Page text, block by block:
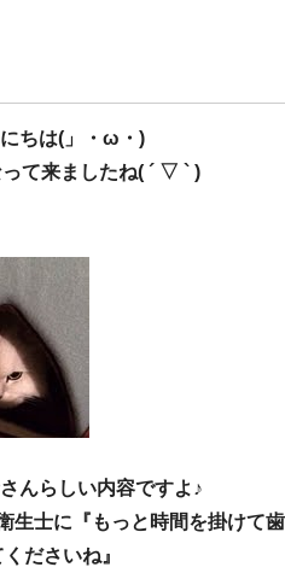
ちは(」・ω・)
て来ましたね( ´ ▽ ` )
んらしい内容ですよ♪
生士に『もっと時間を掛けて歯
ださいね』